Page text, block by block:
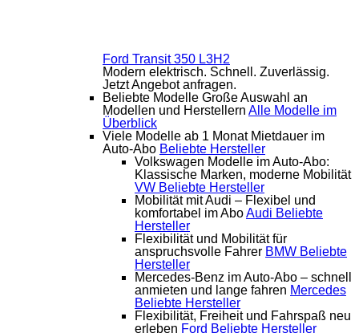
Ford Transit 350 L3H2
Modern elektrisch. Schnell. Zuverlässig.
Jetzt Angebot anfragen.
Beliebte Modelle Große Auswahl an
Modellen und Herstellern Alle Modelle im
Überblick
Viele Modelle ab 1 Monat Mietdauer im
Auto-Abo Beliebte Hersteller
Volkswagen Modelle im Auto-Abo:
Klassische Marken, moderne Mobilität
VW Beliebte Hersteller
Mobilität mit Audi – Flexibel und
komfortabel im AboAudi Beliebte
Hersteller
Flexibilität und Mobilität für
anspruchsvolle Fahrer BMW Beliebte
Hersteller
Mercedes-Benz im Auto-Abo – schnell
anmieten und lange fahren Mercedes
Beliebte Hersteller
Flexibilität, Freiheit und Fahrspaß neu
erleben Ford Beliebte Hersteller